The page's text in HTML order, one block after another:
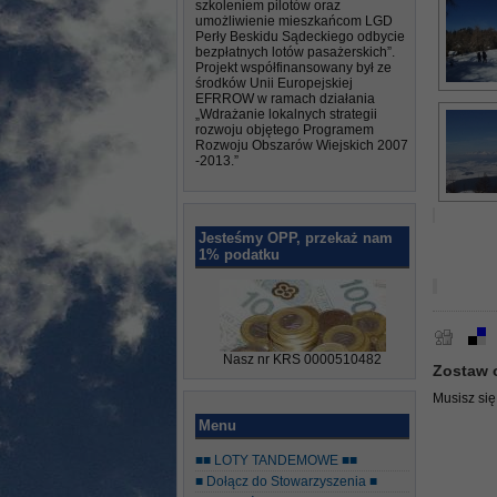
szkoleniem pilotów oraz
umożliwienie mieszkańcom LGD
Perły Beskidu Sądeckiego odbycie
bezpłatnych lotów pasażerskich”.
Projekt współfinansowany był ze
środków Unii Europejskiej
EFRROW w ramach działania
„Wdrażanie lokalnych strategii
rozwoju objętego Programem
Rozwoju Obszarów Wiejskich 2007
-2013.”
Jesteśmy OPP, przekaż nam
1% podatku
Nasz nr KRS 0000510482
Menu
■■ LOTY TANDEMOWE ■■
■ Dołącz do Stowarzyszenia ■
Zostaw
Musisz